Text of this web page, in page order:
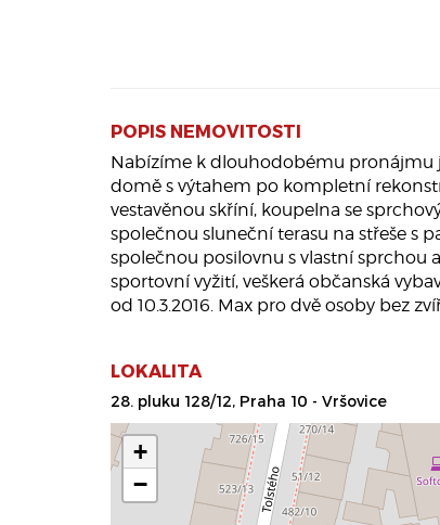
POPIS NEMOVITOSTI
Nabízíme k dlouhodobému pronájmu
domě s výtahem po kompletní
vestavěnou skříní, koupelna se
společnou sluneční terasu na střeše s
společnou posilovnu s vlastní sprchou
sportovní vyžití, veškerá občanská
od 10.3.2016. Max pro dvě osoby bez
LOKALITA
28. pluku 128/12, Praha 10 - Vršovice
+
−